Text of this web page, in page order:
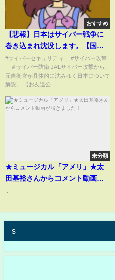
おすすめ
【悲報】日本はサイバー戦争に
巻き込まれ沈没します。【国際
サイバーテロ組織】
#サイバーセキュリティ #サイバー攻撃
＃サイバー防衛 JALサイバー攻撃から、
元自衛官が具体的に沈みゆく日本について
解説。 【お友達公...
未分類
★ミュージカル「アメリ」★太
田基裕さんからコメント動画が
s